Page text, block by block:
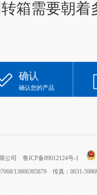
箱需要朝着
确认
确认您的产品
限公司 鲁ICP备09012124号-1
13806305879 传真：0631-